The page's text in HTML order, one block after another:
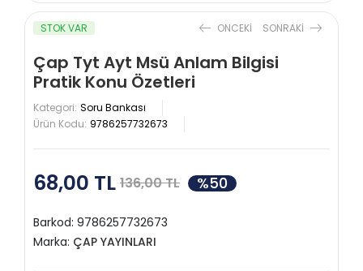
STOK VAR ONCEKI SONRAKI
Çap Tyt Ayt Msü Anlam Bilgisi
Pratik Konu Özetleri
Kategori: Soru Bankası
Ürün Kodu: 9786257732673
68,00 TL 136,00 TL %50
Barkod: 9786257732673
Marka: ÇAP YAYINLARI